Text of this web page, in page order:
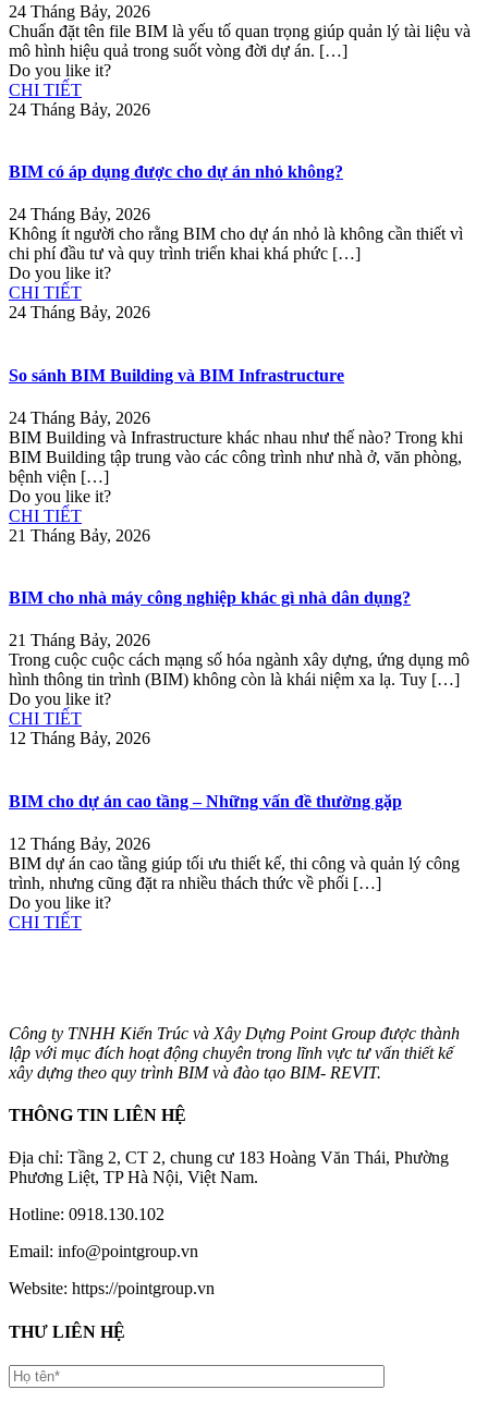
24 Tháng Bảy, 2026
Chuẩn đặt tên file BIM là yếu tố quan trọng giúp quản lý tài liệu và
mô hình hiệu quả trong suốt vòng đời dự án. […]
Do you like it?
CHI TIẾT
24 Tháng Bảy, 2026
BIM có áp dụng được cho dự án nhỏ không?
24 Tháng Bảy, 2026
Không ít người cho rằng BIM cho dự án nhỏ là không cần thiết vì
chi phí đầu tư và quy trình triển khai khá phức […]
Do you like it?
CHI TIẾT
24 Tháng Bảy, 2026
So sánh BIM Building và BIM Infrastructure
24 Tháng Bảy, 2026
BIM Building và Infrastructure khác nhau như thế nào? Trong khi
BIM Building tập trung vào các công trình như nhà ở, văn phòng,
bệnh viện […]
Do you like it?
CHI TIẾT
21 Tháng Bảy, 2026
BIM cho nhà máy công nghiệp khác gì nhà dân dụng?
21 Tháng Bảy, 2026
Trong cuộc cuộc cách mạng số hóa ngành xây dựng, ứng dụng mô
hình thông tin trình (BIM) không còn là khái niệm xa lạ. Tuy […]
Do you like it?
CHI TIẾT
12 Tháng Bảy, 2026
BIM cho dự án cao tầng – Những vấn đề thường gặp
12 Tháng Bảy, 2026
BIM dự án cao tầng giúp tối ưu thiết kế, thi công và quản lý công
trình, nhưng cũng đặt ra nhiều thách thức về phối […]
Do you like it?
CHI TIẾT
Công ty TNHH Kiến Trúc và Xây Dựng Point Group được thành
lập với mục đích hoạt động chuyên trong lĩnh vực tư vấn thiết kế
xây dựng theo quy trình BIM và đào tạo BIM- REVIT.
THÔNG TIN LIÊN HỆ
Địa chỉ: Tầng 2, CT 2, chung cư 183 Hoàng Văn Thái, Phường
Phương Liệt, TP Hà Nội, Việt Nam.
Hotline: 0918.130.102
Email: info@pointgroup.vn
Website: https://pointgroup.vn
THƯ LIÊN HỆ